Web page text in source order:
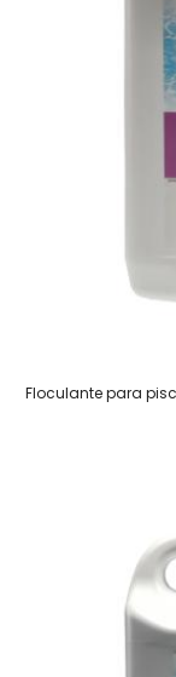
Floculante para